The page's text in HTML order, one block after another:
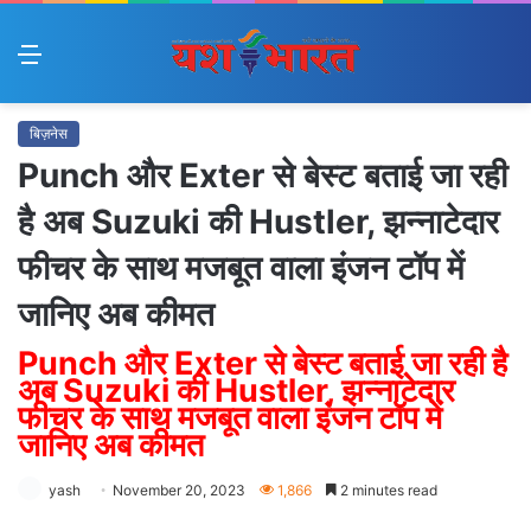
Menu
बिज़नेस
Punch और Exter से बेस्ट बताई जा रही
है अब Suzuki की Hustler, झन्नाटेदार
फीचर के साथ मजबूत वाला इंजन टॉप में
जानिए अब कीमत
Punch और Exter से बेस्ट बताई जा रही है
अब Suzuki की Hustler, झन्नाटेदार
फीचर के साथ मजबूत वाला इंजन टॉप में
जानिए अब कीमत
yash November 20, 2023 1,866 2 minutes read